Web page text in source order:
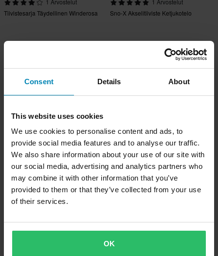
Consent Details About
This website uses cookies
We use cookies to personalise content and ads, to
provide social media features and to analyse our traffic.
We also share information about your use of our site with
our social media, advertising and analytics partners who
may combine it with other information that you’ve
provided to them or that they’ve collected from your use
of their services.
OK
1 Arvostelut
Tiivistesarja Täydellinen Winderosa
1 Arvostelut
Sno-X Akselitiiviste Ketjukotelo